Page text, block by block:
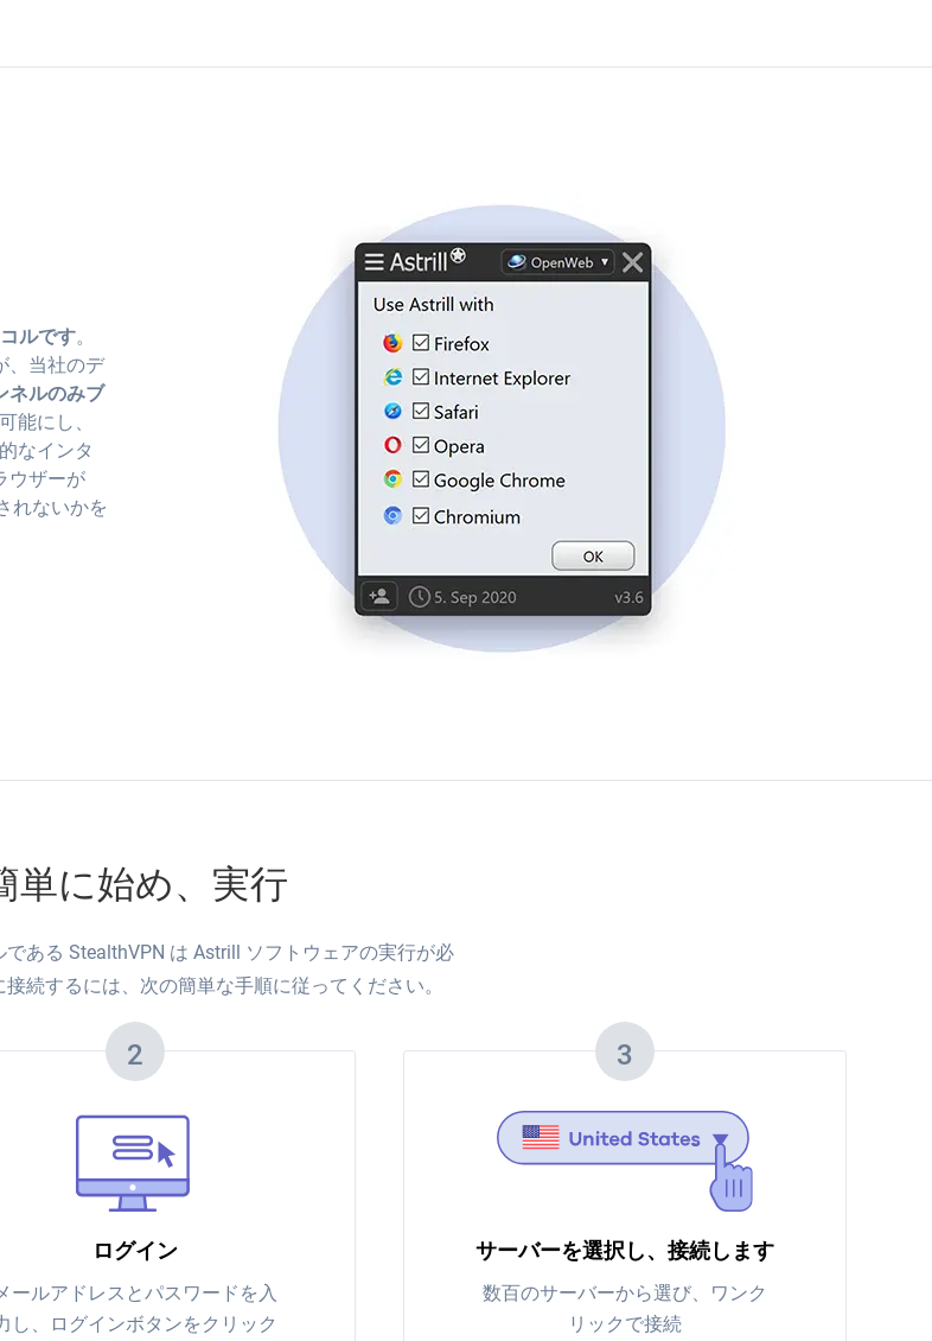
ルです。
、当社のデ
ネルのみブ
能にし、
なインタ
ウザーが
れないかを
単に始め、実行
ある StealthVPN は Astrill ソフトウェアの実行が必
続するには、次の簡単な手順に従ってください。
2
ログイン
ールアドレスとパスワードを入
し、ログインボタンをクリック
3
サーバーを選択し、接続します
数百のサーバーから選び、ワンク
リックで接続